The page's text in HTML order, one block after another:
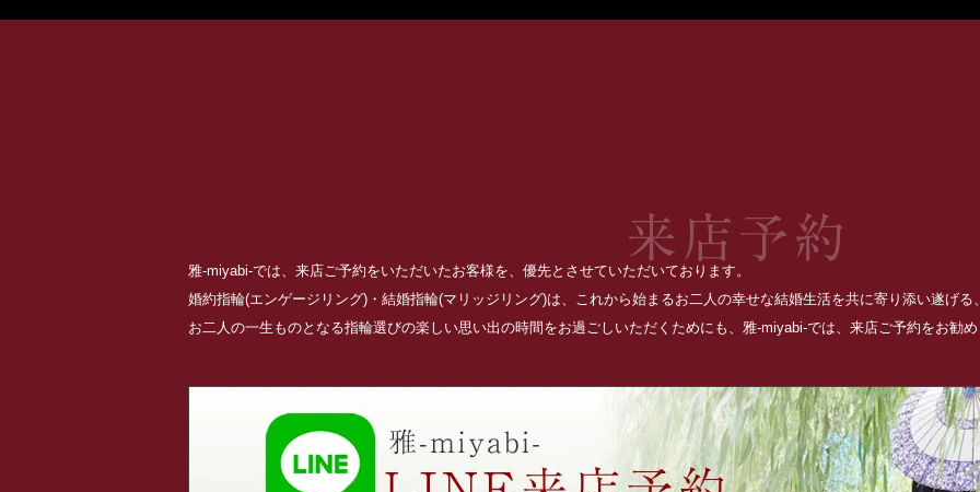
雅-miyabi-では、来店ご予約をいただいたお客様を、優先とさせていただいております。
婚約指輪(エンゲージリング)・結婚指輪(マリッジリング)は、これから始まるお二人の幸せな結婚生活を共に寄り添い遂げ
お二人の一生ものとなる指輪選びの楽しい思い出の時間をお過ごしいただくためにも、雅-miyabi-では、来店ご予約をお勧